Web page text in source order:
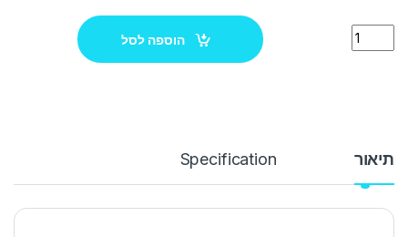
Quantity
הוספה לסל
תיאור Specification